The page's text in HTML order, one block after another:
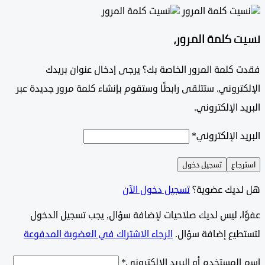
كلمة المرور،
كلمة المرور الخاصة بك؟ يرجى إدخال عنوان بريدك
ستتلقى رابطًا وستقوم بإنشاء كلمة مرور جديدة عبر
الإلكتروني.
الإلكتروني*
تسجيل دخول
عضوية؟تسجيل دخول الآن
ليس لديك صلاحيات لإضافة سؤال, يجب تسجيل الدخول
إضافة سؤال.الرجاء الاشتراك في العضوية المدفوعة